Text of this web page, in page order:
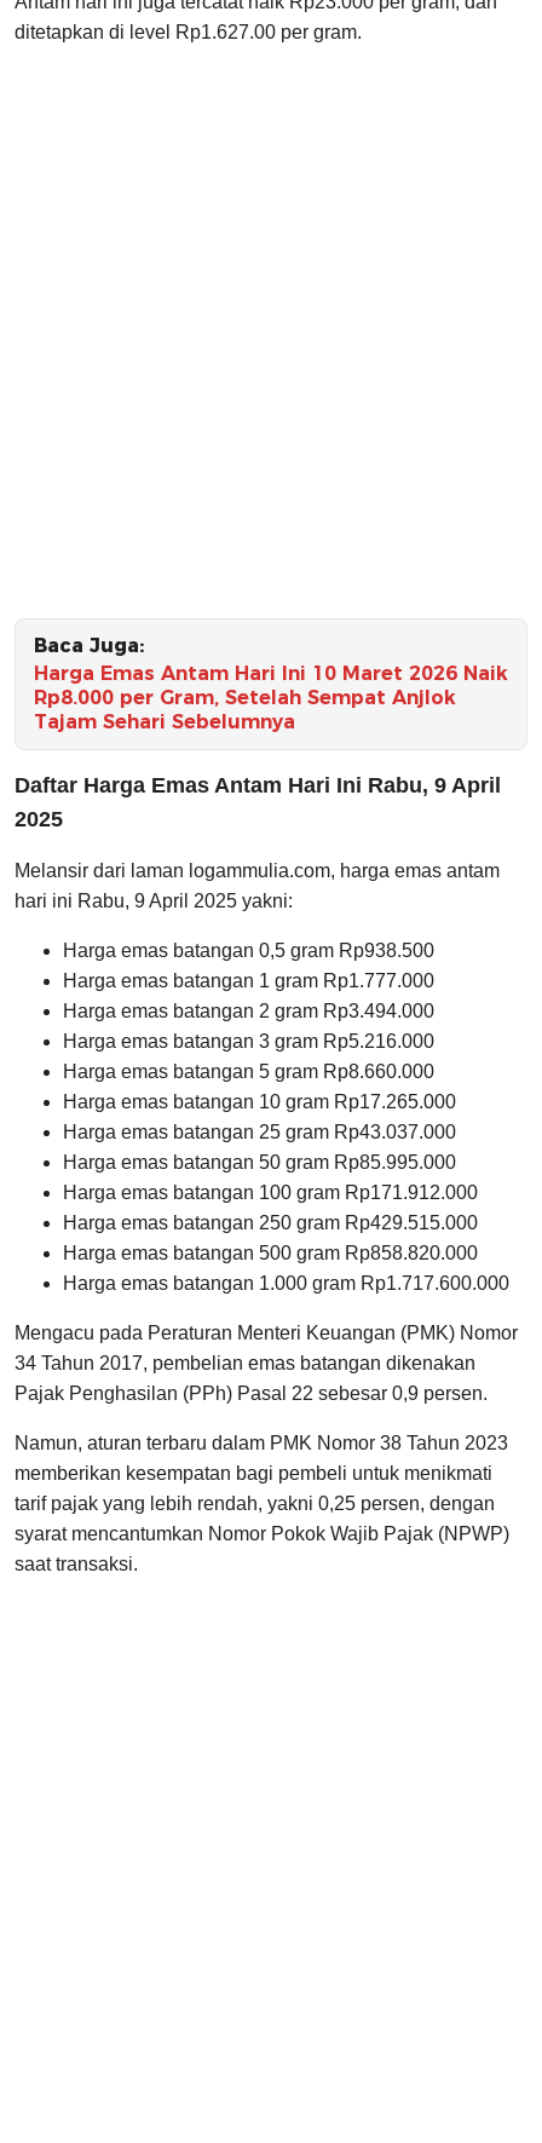
ditetapkan di level Rp1.627.00 per gram.
Baca Juga:
Harga Emas Antam Hari Ini 10 Maret 2026 Naik
Rp8.000 per Gram, Setelah Sempat Anjlok
Tajam Sehari Sebelumnya
Daftar Harga Emas Antam Hari Ini Rabu, 9 April
2025
Melansir dari laman logammulia.com, harga emas antam
hari ini Rabu, 9 April 2025 yakni:
Harga emas batangan 0,5 gram Rp938.500
Harga emas batangan 1 gram Rp1.777.000
Harga emas batangan 2 gram Rp3.494.000
Harga emas batangan 3 gram Rp5.216.000
Harga emas batangan 5 gram Rp8.660.000
Harga emas batangan 10 gram Rp17.265.000
Harga emas batangan 25 gram Rp43.037.000
Harga emas batangan 50 gram Rp85.995.000
Harga emas batangan 100 gram Rp171.912.000
Harga emas batangan 250 gram Rp429.515.000
Harga emas batangan 500 gram Rp858.820.000
Harga emas batangan 1.000 gram Rp1.717.600.000
Mengacu pada Peraturan Menteri Keuangan (PMK) Nomor
34 Tahun 2017, pembelian emas batangan dikenakan
Pajak Penghasilan (PPh) Pasal 22 sebesar 0,9 persen.
Namun, aturan terbaru dalam PMK Nomor 38 Tahun 2023
memberikan kesempatan bagi pembeli untuk menikmati
tarif pajak yang lebih rendah, yakni 0,25 persen, dengan
syarat mencantumkan Nomor Pokok Wajib Pajak (NPWP)
saat transaksi.